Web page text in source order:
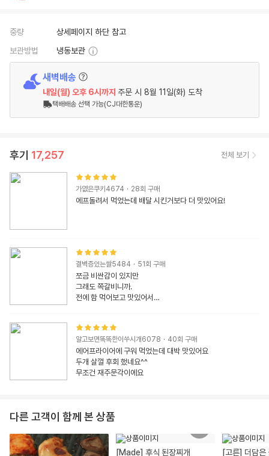
중량
상세페이지 하단 참고
보관방법
냉동보관
새벽배송
내일(월) 오후 6시 까지 주문 시 8월 11일(화) 도착
택배배송 선택 가능(CJ대한통운)
후기 17,257 전체 보기
가엾은쿠키4674 · 28회 구매
에프돌려서 먹었는데 배달 시킨거보다 더 맛있어요!
결벽증있는쌀5484 · 51회 구매
쪼금 비싼감이 있지만
그래도 쪽갈비니까.
전에 함 먹어보고 맛있어서
알고보면똑똑한이쑤시개6078 · 40회 구매
에어프라이어에 구워 먹었는데 대박 맛있어요
두개 살껄 후회 했네요^^
무조건 재주문각이에요
다른 고객이 함께 본 상품
[Made] 후식 된장찌개
[고른] 더담